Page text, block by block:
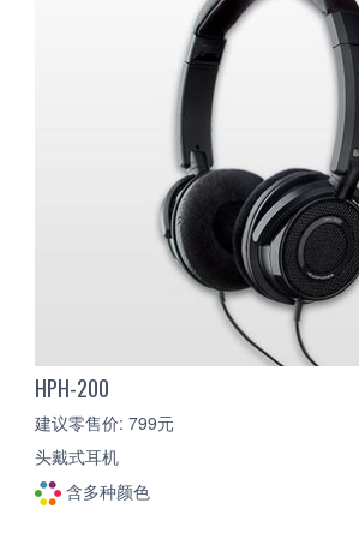
HPH-200
建议零售价: 799元
头戴式耳机
含多种颜色